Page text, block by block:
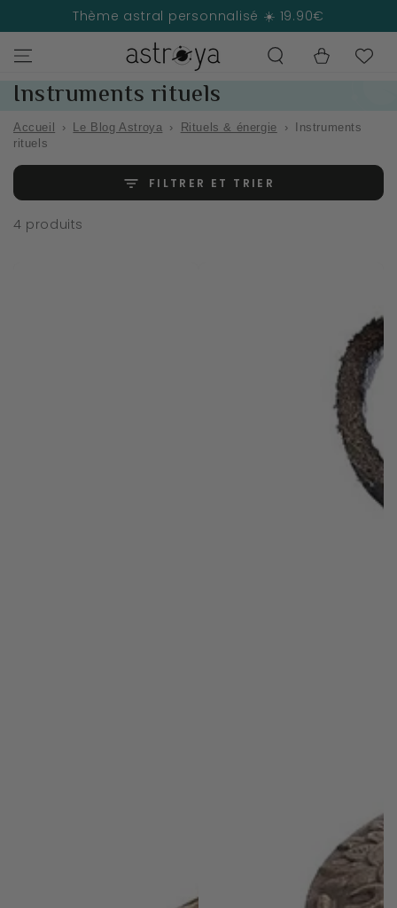
IGNORER LE
CONTENUThème astral personnalisé ☀️ 19.90€
Panier
Collection:
Instruments rituels
Accueil › Le Blog Astroya › Rituels & énergie ›
Instruments
rituels
FILTRER ET TRIER
4 produits